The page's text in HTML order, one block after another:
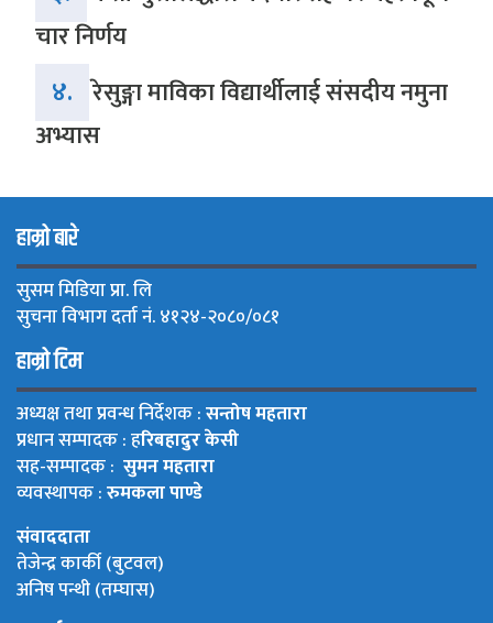
चार निर्णय
४. रेसुङ्गा माविका विद्यार्थीलाई संसदीय नमुना
अभ्यास
हाम्रो बारे
सुसम मिडिया प्रा. लि
सुचना विभाग दर्ता नं. ४१२४-२०८०/०८१
हाम्रो टिम
अध्यक्ष तथा प्रवन्ध निर्देशक :सन्तोष महतारा
प्रधान सम्पादक : हरिबहादुर केसी
सह-सम्पादक : सुमन महतारा
व्यवस्थापक :रुमकला पाण्डे
संवाददाता
तेजेन्द्र कार्की (बुटवल)
अनिष पन्थी (तम्घास)